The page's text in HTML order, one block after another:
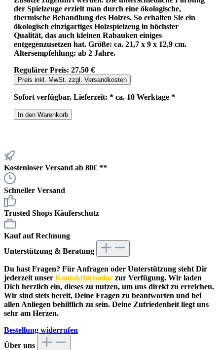
der Spielzeuge erzielt man durch eine ökologische,
thermische Behandlung des Holzes. So erhalten Sie ein
ökologisch einzigartiges Holzspielzeug in höchster
Qualität, das auch kleinen Rabauken einiges
entgegenzusetzen hat. Größe: ca. 21,7 x 9 x 12,9 cm.
Altersempfehlung: ab 2 Jahre.
Regulärer Preis: 27,50 €
Preis inkl. MwSt. zzgl. Versandkosten
Sofort verfügbar, Lieferzeit: * ca. 10 Werktage *
In den Warenkorb
Kostenloser Versand ab 80€ **
Schneller Versand
Trusted Shops Käuferschutz
Kauf auf Rechnung
Unterstützung & Beratung
Du hast Fragen? Für Anfragen oder Unterstützung steht Dir
jederzeit unser Kontaktformular zur Verfügung. Wir laden
Dich herzlich ein, dieses zu nutzen, um uns direkt zu erreichen.
Wir sind stets bereit, Deine Fragen zu beantworten und bei
allen Anliegen behilflich zu sein. Deine Zufriedenheit liegt uns
sehr am Herzen.
Bestellung widerrufen
Über uns